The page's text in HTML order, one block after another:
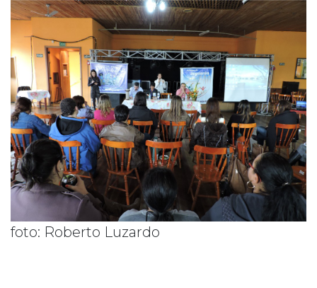
foto: Roberto Luzardo